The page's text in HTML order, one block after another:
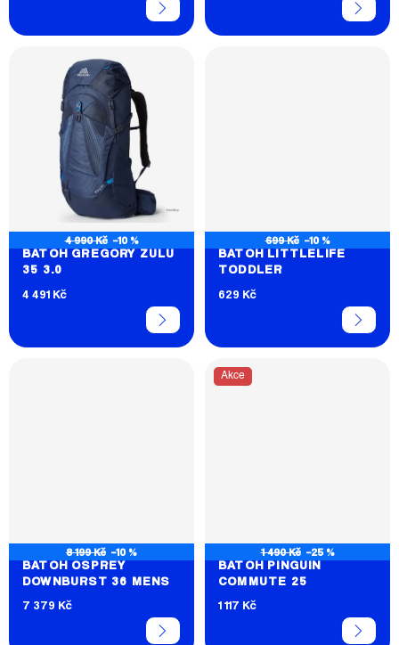
Ů
4 990 Kč –10 %
BATOH GREGORY ZULU
35 3.0
4 491 Kč
699 Kč –10 %
BATOH LITTLELIFE
TODDLER
629 Kč
8 199 Kč –10 %
BATOH OSPREY
DOWNBURST 36 MENS
7 379 Kč
Akce
1 490 Kč –25 %
BATOH PINGUIN
COMMUTE 25
1 117 Kč